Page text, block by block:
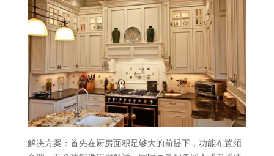
解决方案：首先在厨房面积足够大的前提下，功能布置须